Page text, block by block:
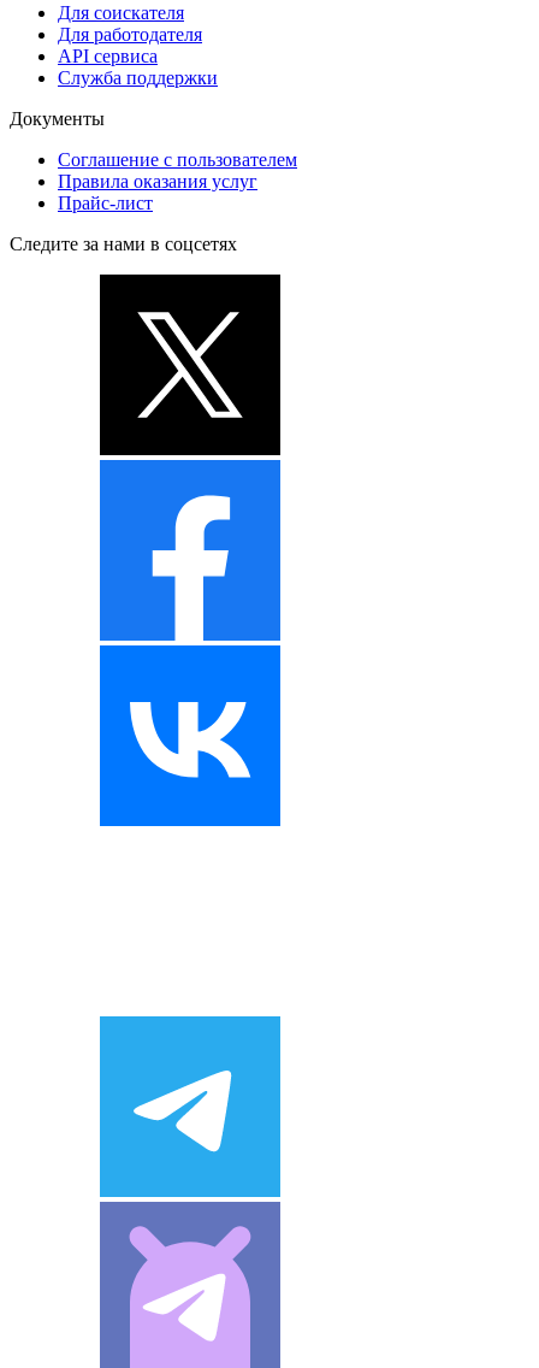
Для соискателя
Для работодателя
API сервиса
Служба поддержки
Документы
Соглашение с пользователем
Правила оказания услуг
Прайс-лист
Следите за нами в соцсетях